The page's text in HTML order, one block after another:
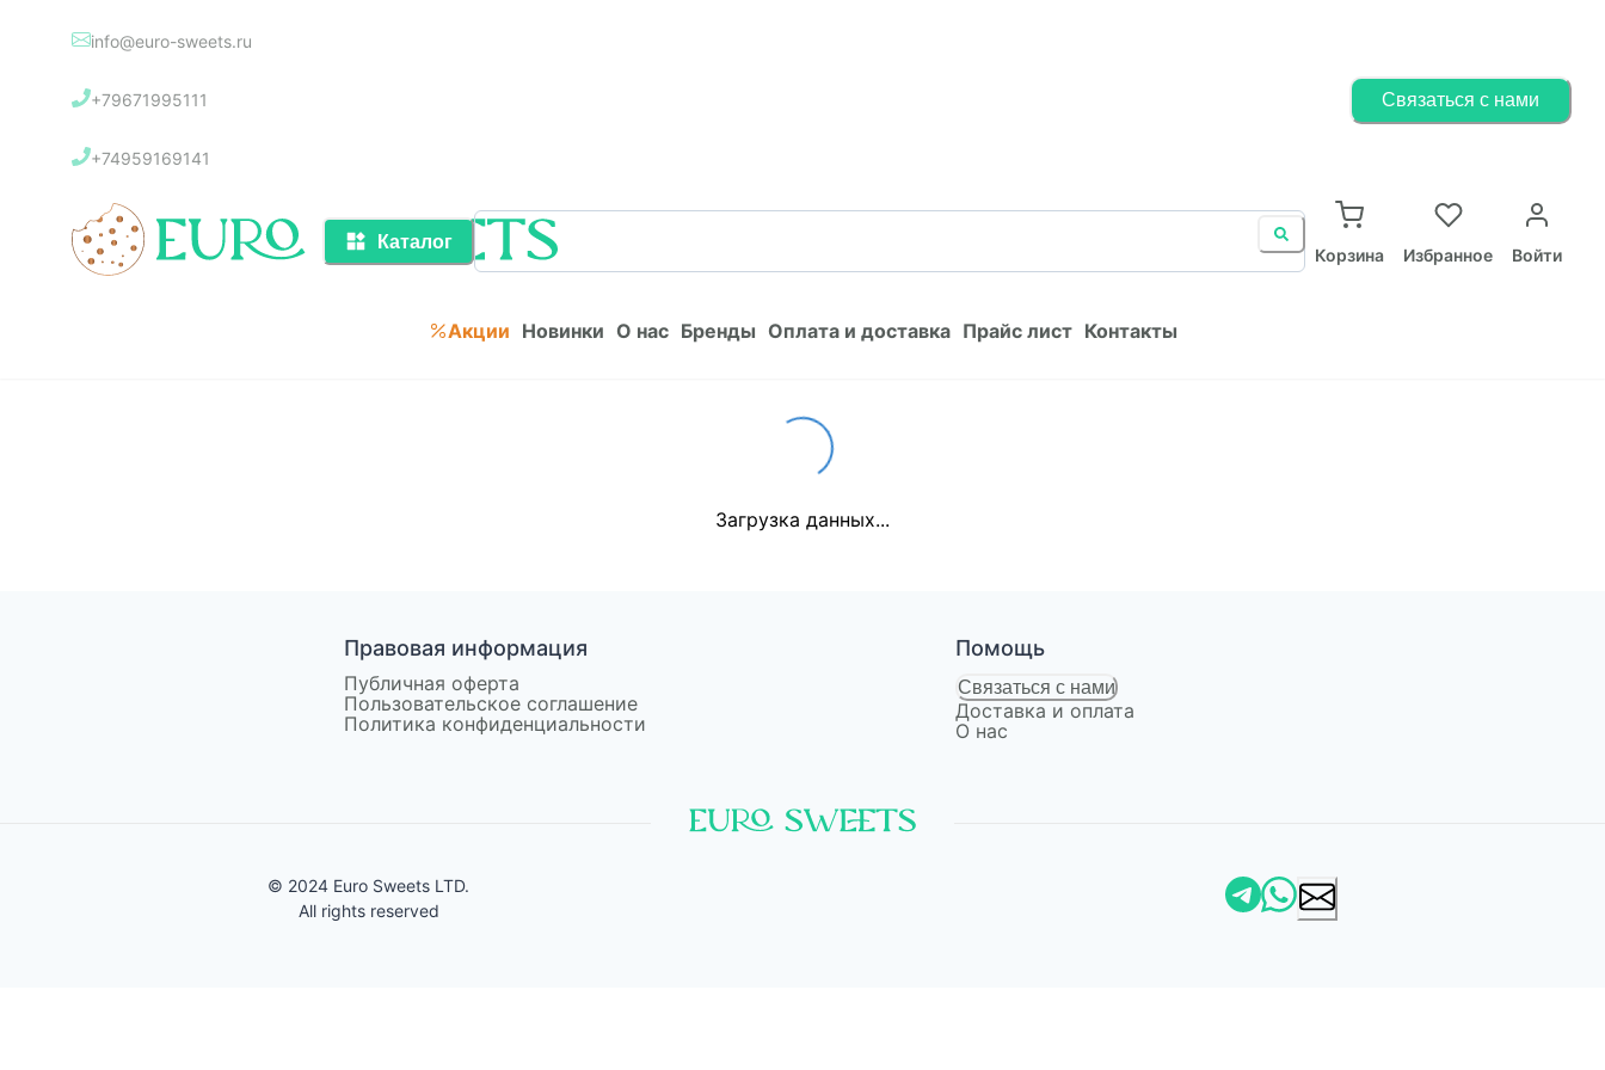
info@euro-sweets.ru
+79671995111
+74959169141
Связаться с нами
Каталог
Корзина Избранное Войти
Акции Новинки О нас Бренды Оплата и доставка Прайс лист Контакты
Loading...
Загрузка данных...
Правовая информация
Публичная оферта
Пользовательское соглашение
Политика конфиденциальности
Помощь
Связаться с нами
Доставка и оплата
О нас
© 2024 Euro Sweets LTD.
All rights reserved